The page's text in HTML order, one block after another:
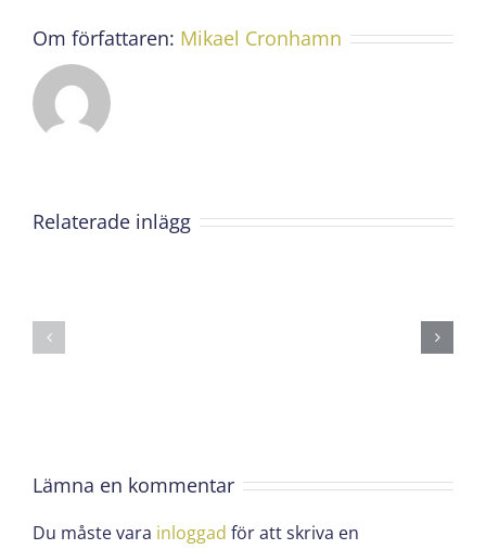
Om författaren: Mikael Cronhamn
Relaterade inlägg
pretium
Lämna en kommentar
Du måste vara inloggad för att skriva en